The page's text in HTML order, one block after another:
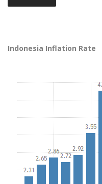
Indonesia Inflation Rate